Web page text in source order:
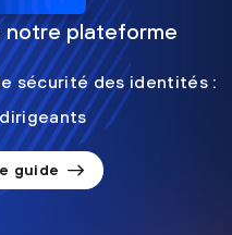
notre plateforme
sécurité des identités :
guide